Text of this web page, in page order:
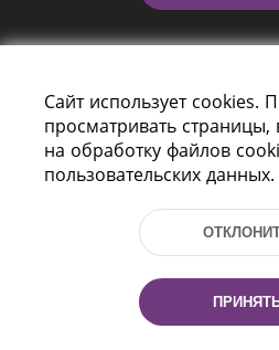
г. Минск, Республика
Тел.: (+375 17) 368 37 37,
Эл. почта: inbox@nlb.by
Сайт использует cookies.
просматривать страницы,
на обработку файлов
пользовательских данных.